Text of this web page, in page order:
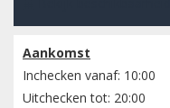
Aankomst
Inchecken vanaf: 10:00
Uitchecken tot: 20:00